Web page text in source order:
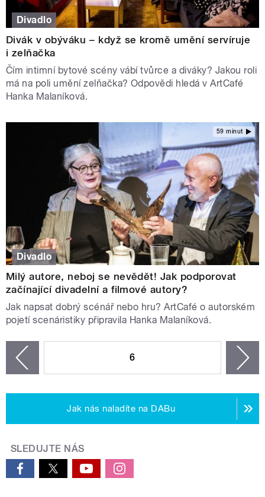
Divadlo
Divák v obýváku –⁠ když se kromě umění servíruje
i zelňačka
Čím intimní bytové scény vábí tvůrce a diváky? Jakou roli
má na poli umění zelňačka? Odpovědi hledá v ArtCafé
Hanka Malaníková.
59 minut
Divadlo
Milý autore, neboj se nevědět! Jak podporovat
začínající divadelní a filmové autory?
Jak napsat dobrý scénář nebo hru? ArtCafé o autorském
pojetí scenáristiky připravila Hanka Malaníková.
6
Jak nás naladíte na DABu
SLEDUJTE NÁS